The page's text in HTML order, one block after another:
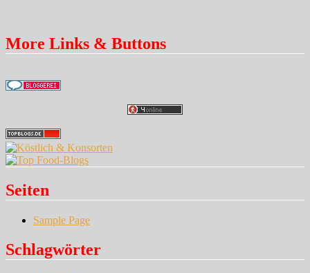
More Links & Buttons
Seiten
Sample Page
Schlagwörter